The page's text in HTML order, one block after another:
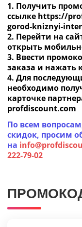
1. Получить
ссылке https://
gorod-kniznyi-
2. Перейти на
открыть
3. Ввести
заказа и нажать
4. Для
необходимо
карточке
profdiscount.com
По всем
скидок, просим
на
222-79-02